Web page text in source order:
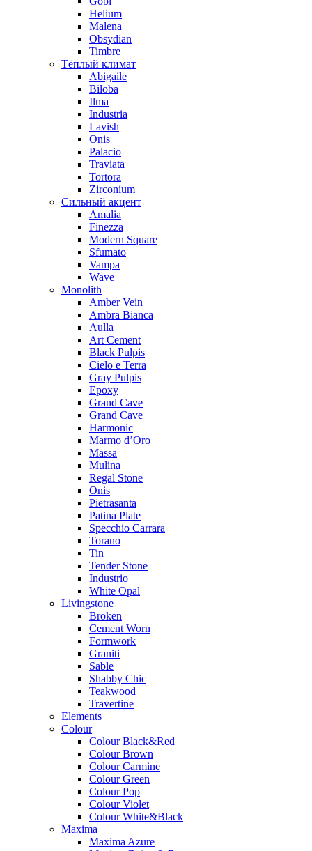
Helium
Malena
Obsydian
Timbre
Тёплый климат
Abigaile
Biloba
Ilma
Industria
Lavish
Onis
Palacio
Traviata
Tortora
Zirconium
Сильный акцент
Amalia
Finezza
Modern Square
Sfumato
Vampa
Wave
Monolith
Amber Vein
Ambra Bianca
Aulla
Art Cement
Black Pulpis
Cielo e Terra
Gray Pulpis
Epoxy
Grand Cave
Grand Cave
Harmonic
Marmo d’Oro
Massa
Mulina
Regal Stone
Onis
Pietrasanta
Patina Plate
Specchio Carrara
Torano
Tin
Tender Stone
Industrio
White Opal
Livingstone
Broken
Cement Worn
Formwork
Graniti
Sable
Shabby Chic
Teakwood
Travertine
Elements
Colour
Colour Black&Red
Colour Brown
Colour Carmine
Colour Green
Colour Pop
Colour Violet
Colour White&Black
Maxima
Maxima Azure